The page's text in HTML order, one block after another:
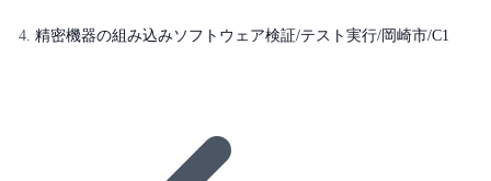
精密機器の組み込みソフトウェア検証/テスト実行/岡崎市/C1